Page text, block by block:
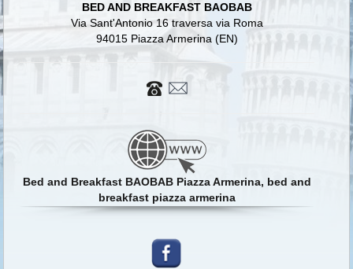
BED AND BREAKFAST BAOBAB
Via Sant'Antonio 16 traversa via Roma
94015 Piazza Armerina (EN)
Bed and Breakfast BAOBAB Piazza Armerina, bed and
breakfast piazza armerina